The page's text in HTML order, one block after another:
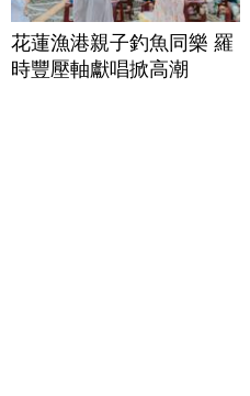
花蓮漁港親子釣魚同樂 羅
時豐壓軸獻唱掀高潮